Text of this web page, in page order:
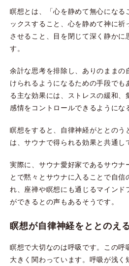
瞑想とは、「心を静めて無心になる
ックスすること、心を静めて神に祈
させること、目を閉じて深く静かに
す。
余計な思考を排除し、ありのままの
けられるようになるための手段でも
る主な効果には、ストレスの緩和、
感情をコントロールできるようにな
瞑想をすると、自律神経がととのう
は、サウナで得られる効果と共通し
実際に、サウナ愛好家であるサウナ
とで黙々とサウナに入ることで自信
れ、座禅や瞑想にも通じるマインド
ができるとの声もあるそうです。
瞑想が自律神経をととのえ
瞑想で大切なのは呼吸です。この呼
大きく関わっています。呼吸が浅く